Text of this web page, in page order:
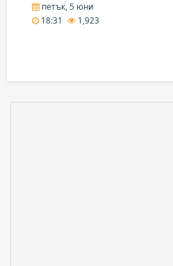
петък, 5 юни
18:31
1,923